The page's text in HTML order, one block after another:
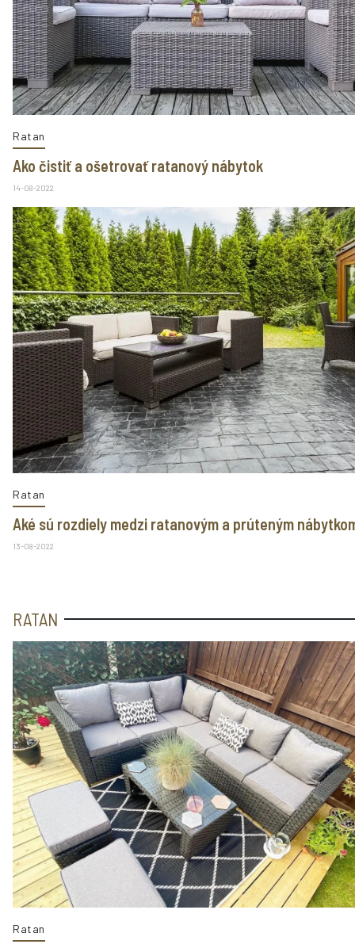
Ratan
Ako čistiť a ošetrovať ratanový nábytok
14-08-2022
Ratan
Aké sú rozdiely medzi ratanovým a prúteným
13-08-2022
RATAN
Ratan